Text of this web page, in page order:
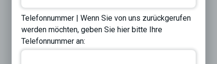
Telefonnummer | Wenn Sie von uns zurückgerufen
werden möchten, geben Sie hier bitte Ihre
Telefonnummer an: